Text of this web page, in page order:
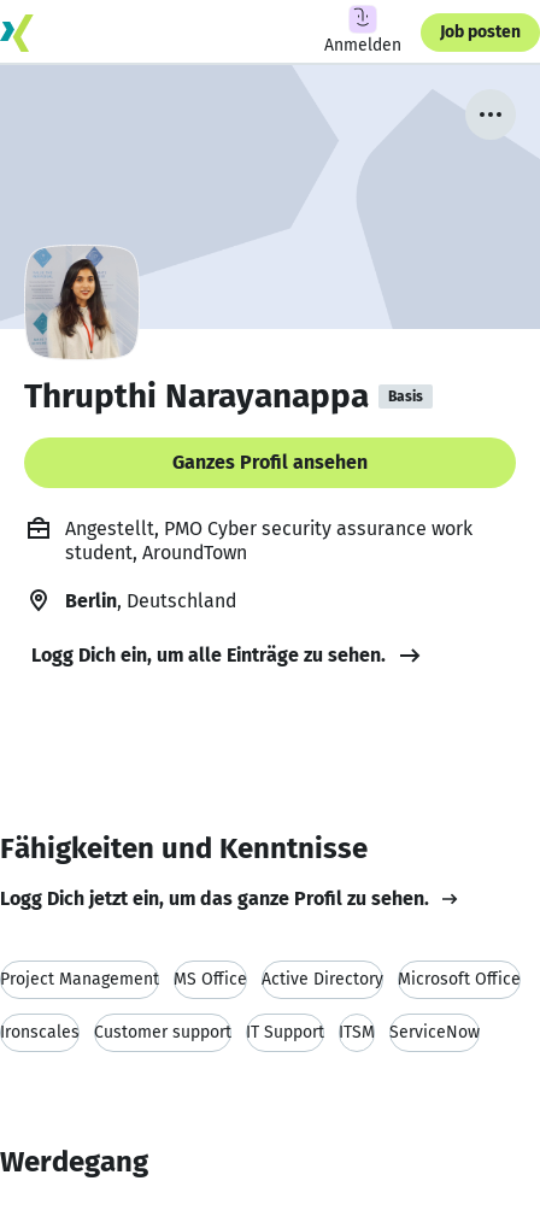
Anmelden
Job posten
Thrupthi Narayanappa Basis
Ganzes Profil ansehen
Angestellt, PMO Cyber security assurance work
student, AroundTown
Berlin, Deutschland
Logg Dich ein, um alle Einträge zu sehen.
Fähigkeiten und Kenntnisse
Logg Dich jetzt ein, um das ganze Profil zu sehen.
Project Management MS Office Active Directory Microsoft Office
Ironscales Customer support IT Support ITSM ServiceNow
Werdegang